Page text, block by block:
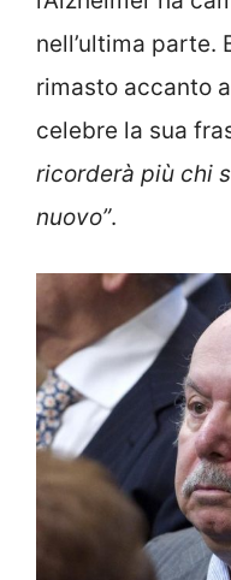
nell’ultima parte.
rimasto accanto
celebre la sua
ricorderà più chi
nuovo”.